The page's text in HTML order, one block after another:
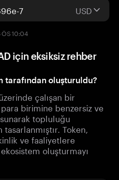
USD
10:04
için eksiksiz rehber
tarafından oluşturuldu?
çalışan bir
birimine benzersiz ve
topluluğu
Token,
ve faaliyetlere
oluşturmayı